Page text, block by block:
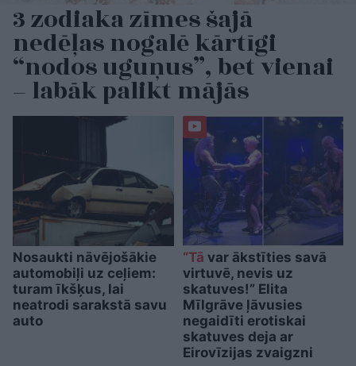
3 zodiaka zīmes šajā
nedēļas nogalē kārtīgi
“nodos uguņus”, bet vienai
– labāk palikt mājās
Nosaukti nāvējošākie
automobiļi uz ceļiem:
turam īkšķus, lai
neatrodi sarakstā savu
auto
“Tā var ākstīties savā
virtuvē, nevis uz
skatuves!” Elita
Mīlgrāve ļāvusies
negaidīti erotiskai
skatuves deja ar
Eirovīzijas zvaigzni